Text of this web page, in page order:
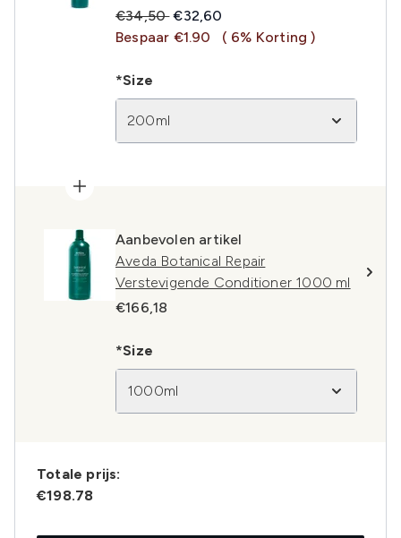
Recommended Retail Price:
€34,50Huidige prijs:
€32,60
Bespaar €1.90
( 6% Korting )
*Size
200ml
Aanbevolen artikel
Aveda Botanical Repair
Verstevigende Conditioner 1000 ml
€166,18
*Size
1000ml
Totale prijs:
€198.78